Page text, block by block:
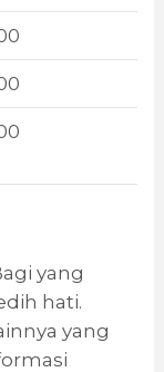
yang
hati.
yang